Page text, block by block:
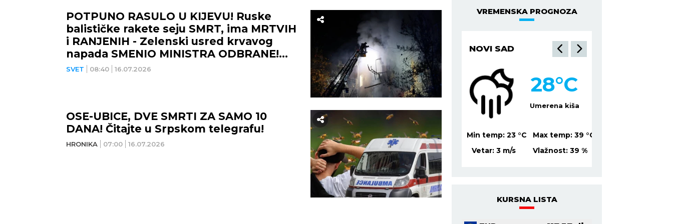
SVET 08:40 16.07.2026
POTPUNO RASULO U KIJEVU! Ruske
balističke rakete seju SMRT, ima MRTVIH
i RANJENIH - Zelenski usred krvavog
napada SMENIO MINISTRA ODBRANE!
(VIDEO)
HRONIKA 07:00 16.07.2026
OSE-UBICE, DVE SMRTI ZA SAMO 10
DANA! Čitajte u Srpskom telegrafu!
VREMENSKA PROGNOZA
NOVI SAD
Min temp:23 °C Max temp:39 °C
Vetar:
NIŠ
°C
Min temp:21 °C 37 °C
41 %
BEOGRAD
25°C
Min temp: 23 °C Max temp:
Vetar:3 m/s Vlažnost:60
NOVI SAD
Umerena kiša
28°C
Min temp: 23 °C Max temp: 39 °C
Vetar: 3 m/s Vlažnost: 39 %
KURSNA LISTA